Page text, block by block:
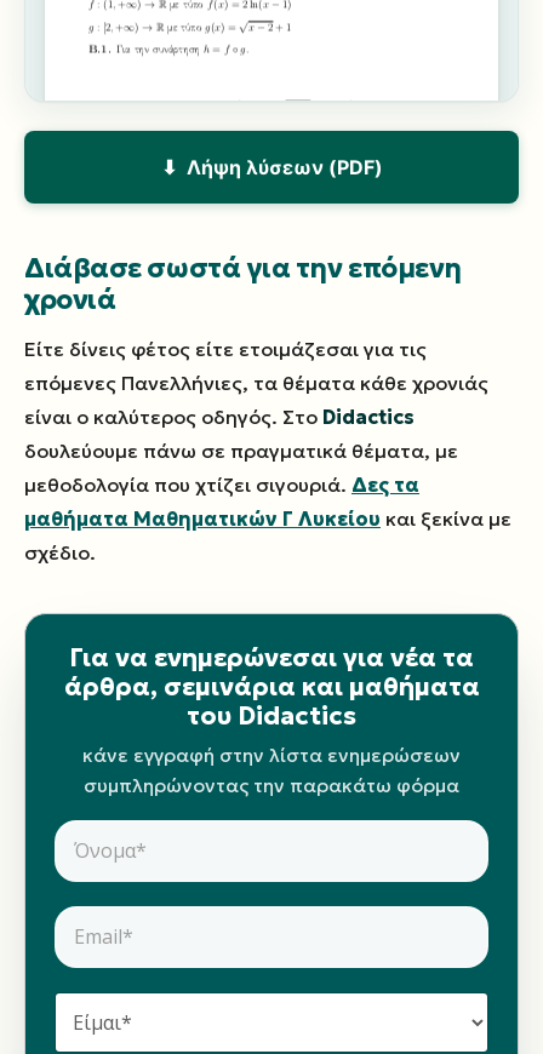
⬇ Λήψη λύσεων (PDF)
Διάβασε σωστά για την επόμενη
χρονιά
Είτε δίνεις φέτος είτε ετοιμάζεσαι για τις
επόμενες Πανελλήνιες, τα θέματα κάθε χρονιάς
είναι ο καλύτερος οδηγός. Στο Didactics
δουλεύουμε πάνω σε πραγματικά θέματα, με
μεθοδολογία που χτίζει σιγουριά. Δες τα
μαθήματα Μαθηματικών Γ Λυκείου και ξεκίνα με
σχέδιο.
Για να ενημερώνεσαι για νέα τα
άρθρα, σεμινάρια και μαθήματα
του Didactics
κάνε εγγραφή στην λίστα ενημερώσεων
συμπληρώνοντας την παρακάτω φόρμα